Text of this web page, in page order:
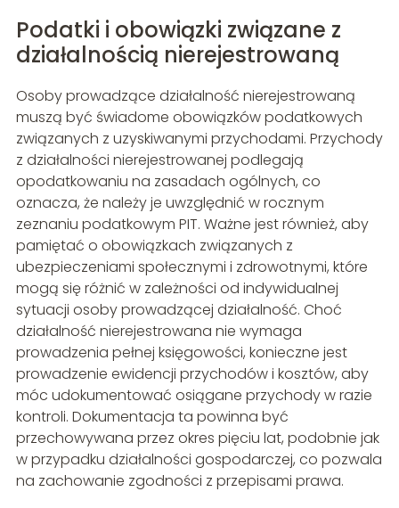
Podatki i obowiązki związane z
działalnością nierejestrowaną
Osoby prowadzące działalność nierejestrowaną
muszą być świadome obowiązków podatkowych
związanych z uzyskiwanymi przychodami. Przychody
z działalności nierejestrowanej podlegają
opodatkowaniu na zasadach ogólnych, co
oznacza, że należy je uwzględnić w rocznym
zeznaniu podatkowym PIT. Ważne jest również, aby
pamiętać o obowiązkach związanych z
ubezpieczeniami społecznymi i zdrowotnymi, które
mogą się różnić w zależności od indywidualnej
sytuacji osoby prowadzącej działalność. Choć
działalność nierejestrowana nie wymaga
prowadzenia pełnej księgowości, konieczne jest
prowadzenie ewidencji przychodów i kosztów, aby
móc udokumentować osiągane przychody w razie
kontroli. Dokumentacja ta powinna być
przechowywana przez okres pięciu lat, podobnie jak
w przypadku działalności gospodarczej, co pozwala
na zachowanie zgodności z przepisami prawa.